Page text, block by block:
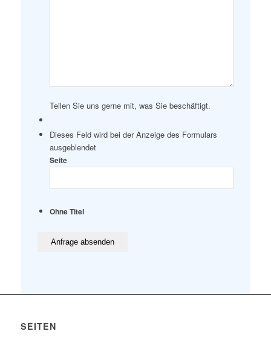
Teilen Sie uns gerne mit, was Sie beschäftigt.
Dieses Feld wird bei der Anzeige des Formulars
ausgeblendet
Seite
Ohne Titel
SEITEN